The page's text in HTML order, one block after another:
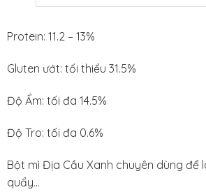
Protein: 11.2 – 13%
Gluten ướt: tối thiểu 31.5%
Độ Ẩm: tối đa 14.5%
Độ Tro: tối đa 0.6%
Bột mì Địa Cầu Xanh chuyên dùng để
quẩy…